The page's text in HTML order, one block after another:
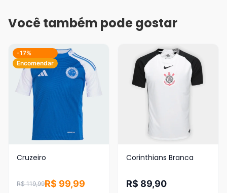
Você também pode gostar
-17%
Encomendar
Cruzeiro
R$ 119,99R$ 99,99
Corinthians Branca
R$ 89,90